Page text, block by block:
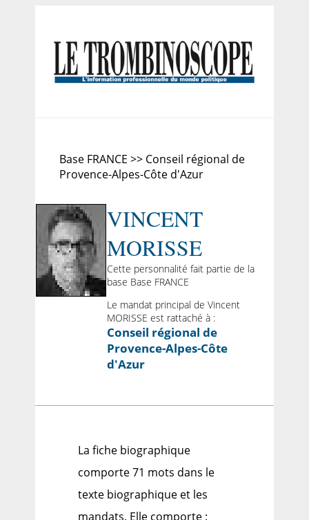
Base FRANCE >> Conseil régional de
Provence-Alpes-Côte d'Azur
VINCENT
MORISSE
Cette personnalité fait partie de la
base Base FRANCE
Le mandat principal de Vincent
MORISSE est rattaché à :
Conseil régional de
Provence-Alpes-Côte
d'Azur
La fiche biographique
comporte 71 mots dans le
texte biographique et les
mandats. Elle comporte :